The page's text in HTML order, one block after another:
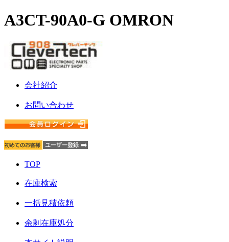
A3CT-90A0-G OMRON
会社紹介
お問い合わせ
TOP
在庫検索
一括見積依頼
余剰在庫処分